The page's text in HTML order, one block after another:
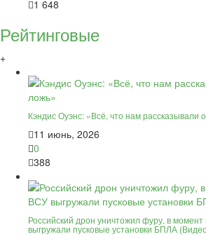
1 648
Рейтинговые
+
Кэндис Оуэнс: «Всё, что нам рассказывали
11 июнь, 2026
0
388
Российский дрон уничтожил фуру, в момент
выгружали пусковые установки БПЛА